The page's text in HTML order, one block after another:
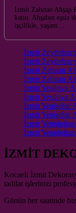
İzmit Zabıtan Ahşap
katın. Ahşabın eşsiz
işçilikle, yaşam…
İzmit
İzmit
İzmit Zabıtan
İzmit Zabıtan
İzmit Yeşilova
İzmit Yeşilova
İzmit Yenişehir
İzmit Yenişehir
İzmit
İzmit
İZMİT
Kocaeli İzmit
tadilat işlerinizi
Günün her saatinde